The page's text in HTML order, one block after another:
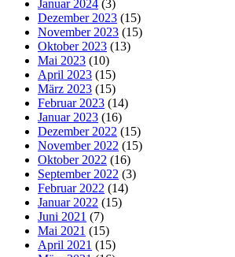
Januar 2024 (3)
Dezember 2023 (15)
November 2023 (15)
Oktober 2023 (13)
Mai 2023 (10)
April 2023 (15)
März 2023 (15)
Februar 2023 (14)
Januar 2023 (16)
Dezember 2022 (15)
November 2022 (15)
Oktober 2022 (16)
September 2022 (3)
Februar 2022 (14)
Januar 2022 (15)
Juni 2021 (7)
Mai 2021 (15)
April 2021 (15)